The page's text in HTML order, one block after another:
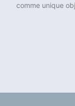
comme unique